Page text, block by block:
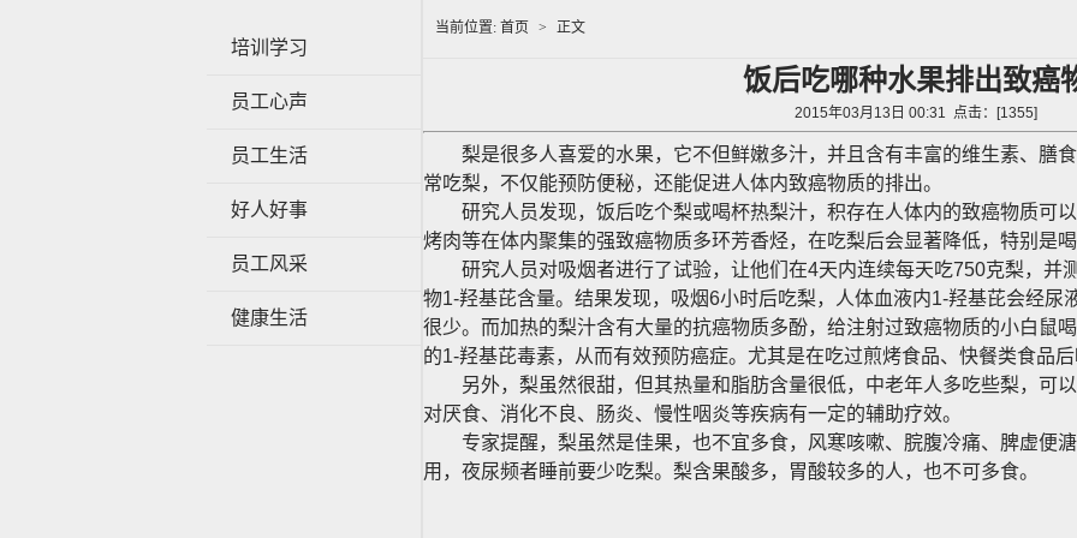
培训学习
员工心声
员工生活
好人好事
员工风采
健康生活
当前位置: 首页 > 正文
饭后吃哪种水果排出致癌
2015年03月13日 00:31 点击：[1355]
梨是很多人喜爱的水果，它不但鲜嫩多汁，并且含有丰富的维生素、膳
常吃梨，不仅能预防便秘，还能促进人体内致癌物质的排出。
研究人员发现，饭后吃个梨或喝杯热梨汁，积存在人体内的致癌物质可
烤肉等在体内聚集的强致癌物质多环芳香烃，在吃梨后会显著降低，特别是
研究人员对吸烟者进行了试验，让他们在4天内连续每天吃750克梨，并
物1-羟基芘含量。结果发现，吸烟6小时后吃梨，人体血液内1-羟基芘会经尿
很少。而加热的梨汁含有大量的抗癌物质多酚，给注射过致癌物质的小白鼠
的1-羟基芘毒素，从而有效预防癌症。尤其是在吃过煎烤食品、快餐类食品
另外，梨虽然很甜，但其热量和脂肪含量很低，中老年人多吃些梨，可
对厌食、消化不良、肠炎、慢性咽炎等疾病有一定的辅助疗效。
专家提醒，梨虽然是佳果，也不宜多食，风寒咳嗽、脘腹冷痛、脾虚便
用，夜尿频者睡前要少吃梨。梨含果酸多，胃酸较多的人，也不可多食。